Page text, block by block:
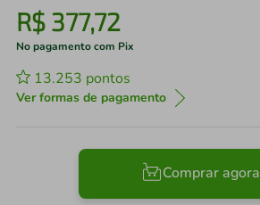
R$ 377,72
No pagamento com Pix
13.253 pontos
Ver formas de pagamento
Comprar agora